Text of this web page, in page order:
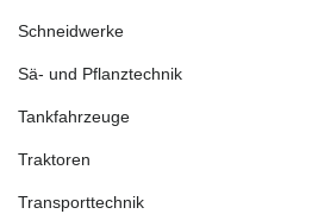
Schneidwerke
Sä- und Pflanztechnik
Tankfahrzeuge
Traktoren
Transporttechnik